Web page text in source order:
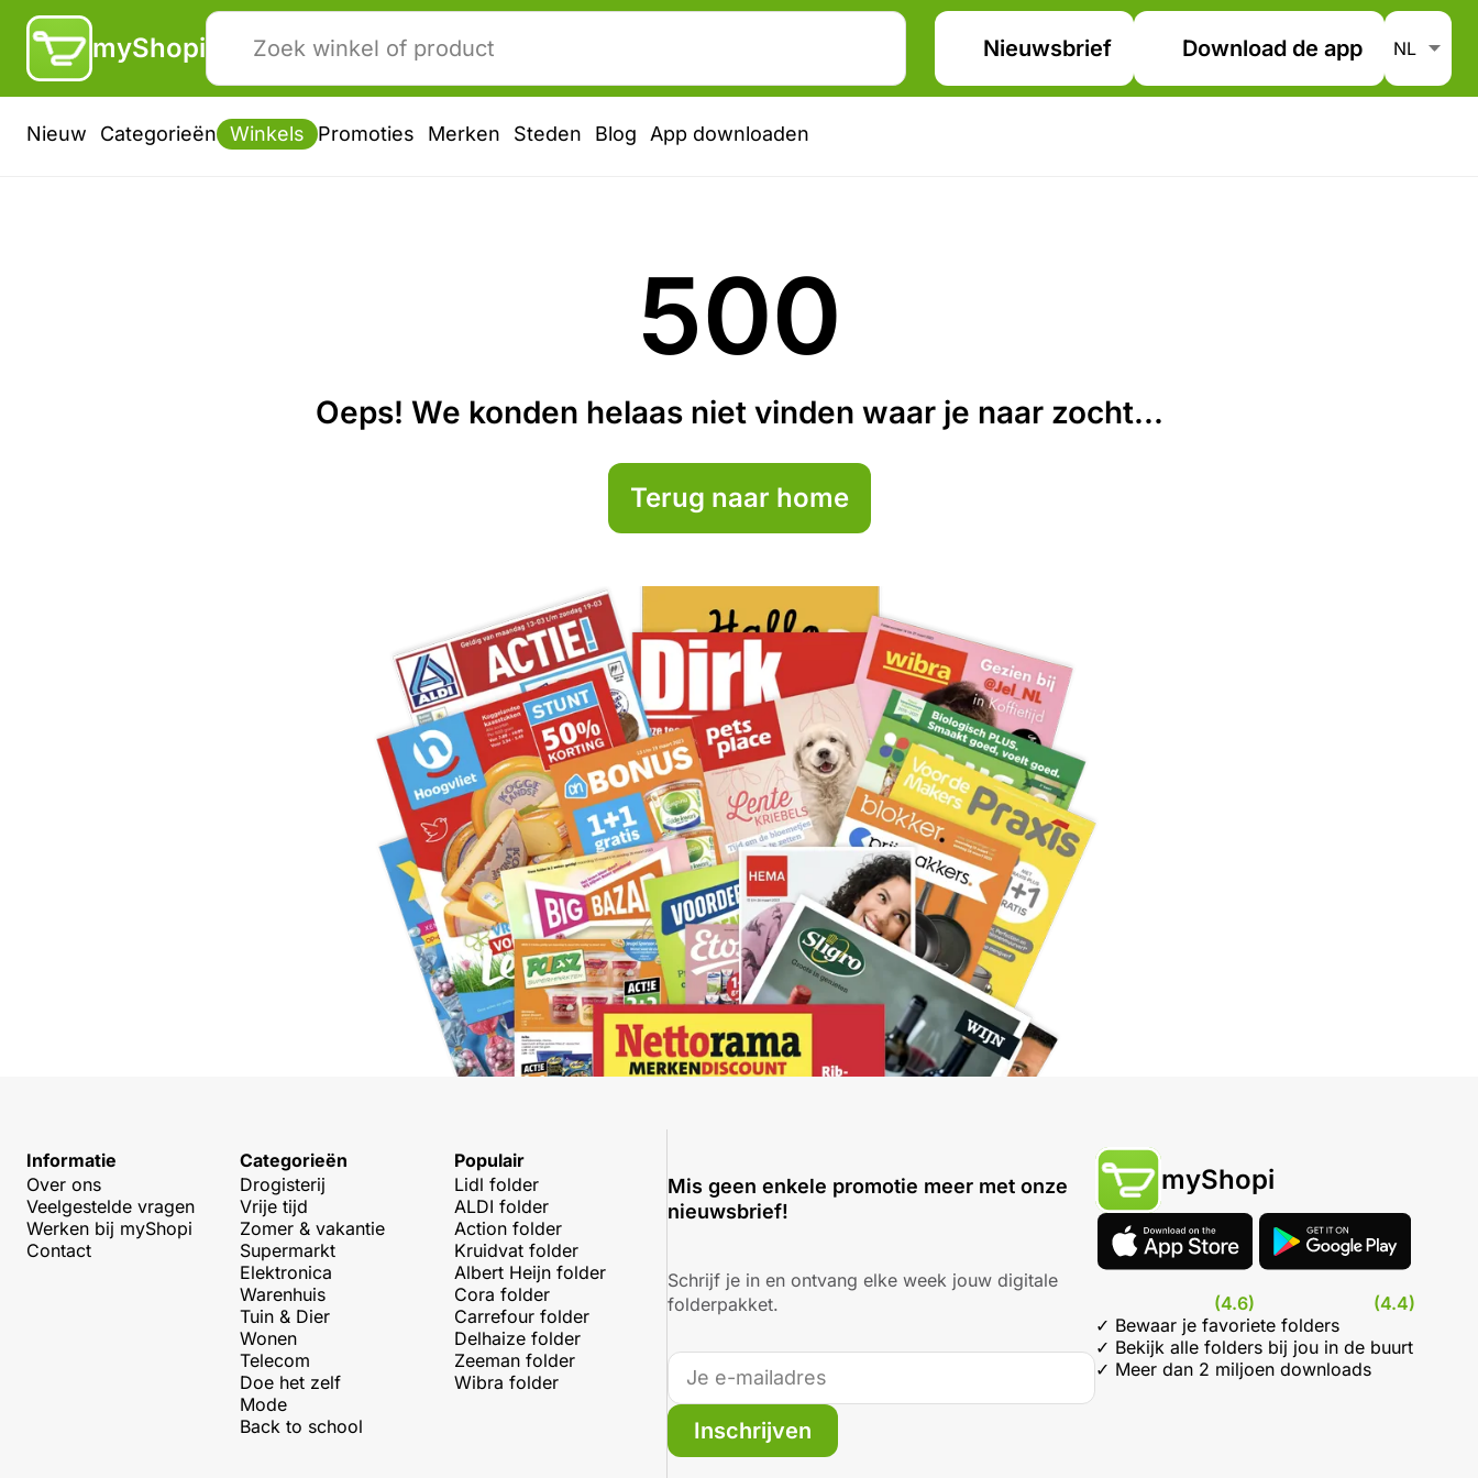
myShopi Nieuwsbrief Download de app
Nieuw Categorieën Winkels Promoties Merken Steden Blog App downloaden
500
Oeps! We konden helaas niet vinden waar je naar zocht...
Terug naar home
Informatie
Over ons
Veelgestelde vragen
Werken bij myShopi
Contact
Categorieën
Drogisterij
Vrije tijd
Zomer & vakantie
Supermarkt
Elektronica
Warenhuis
Tuin & Dier
Wonen
Telecom
Doe het zelf
Mode
Back to school
Populair
Lidl folder
ALDI folder
Action folder
Kruidvat folder
Albert Heijn folder
Cora folder
Carrefour folder
Delhaize folder
Zeeman folder
Wibra folder
Mis geen enkele promotie meer met onze
nieuwsbrief!
Schrijf je in en ontvang elke week jouw digitale
folderpakket.
Inschrijven
myShopi
(4.6)
(4.4)
✓ Bewaar je favoriete folders
✓ Bekijk alle folders bij jou in de buurt
✓ Meer dan 2 miljoen downloads